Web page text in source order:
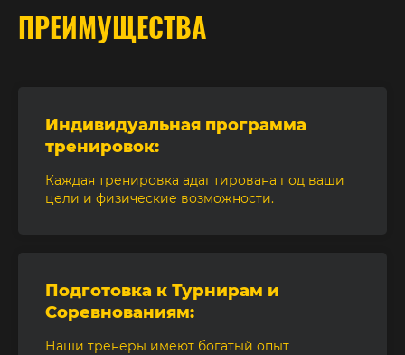
ПРЕИМУЩЕСТВА
Индивидуальная программа
тренировок:
Каждая тренировка адаптирована под ваши
цели и физические возможности.
Подготовка к Турнирам и
Соревнованиям:
Наши тренеры имеют богатый опыт